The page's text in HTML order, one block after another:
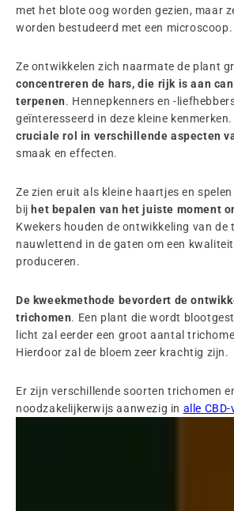
met het blote oog worden gezien, maar
worden bestudeerd met een microscoop.
Ze ontwikkelen zich naarmate de plant
concentreren de hars, die rijk is aan
terpenen. Hennepkenners en -
geïnteresseerd in deze kleine kenmerken.
cruciale rol in verschillende aspecten
smaak en effecten.
Ze zien eruit als kleine haartjes en spelen
bij het bepalen van het juiste moment
Kwekers houden de ontwikkeling van de
nauwlettend in de gaten om een
produceren.
De kweekmethode bevordert de
trichomen. Een plant die wordt
licht zal eerder een groot aantal
Hierdoor zal de bloem zeer krachtig zijn.
Er zijn verschillende soorten trichomen
noodzakelijkerwijs aanwezig in alle